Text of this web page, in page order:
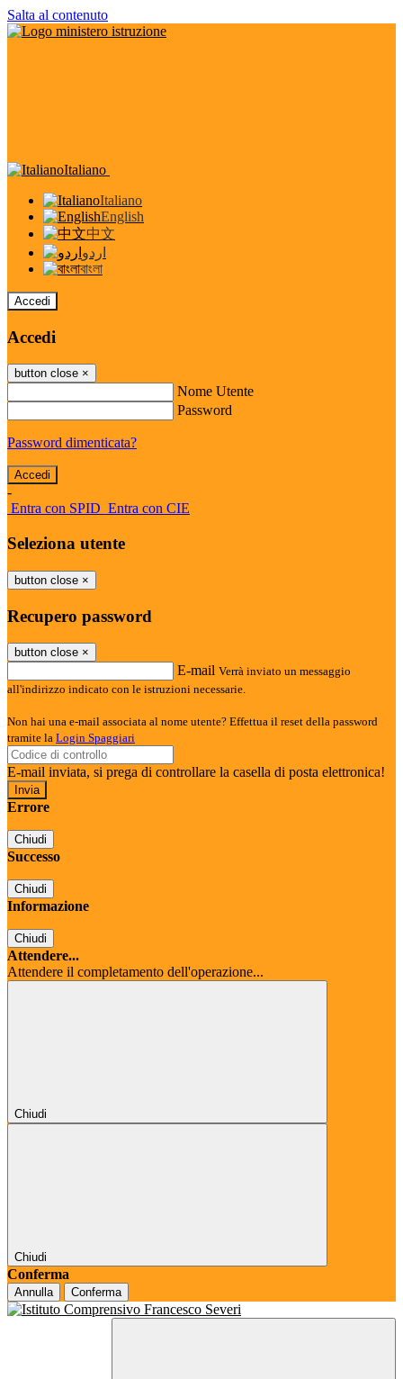
Salta al contenuto
Italiano
Italiano
English
中文
اردو
বাংলা
Accedi
Accedi
button close ×
Nome Utente
Password
Password dimenticata?
-
Entra con SPID Entra con CIE
Seleziona utente
button close ×
Recupero password
button close ×
E-mail Verrà inviato un messaggio
all'indirizzo indicato con le istruzioni necessarie.
Non hai una e-mail associata al nome utente? Effettua il reset della password
tramite la Login Spaggiari
E-mail inviata, si prega di controllare la casella di posta elettronica!
Errore
Chiudi
Successo
Chiudi
Informazione
Chiudi
Attendere...
Attendere il completamento dell'operazione...
Chiudi
Chiudi
Conferma
Annulla Conferma